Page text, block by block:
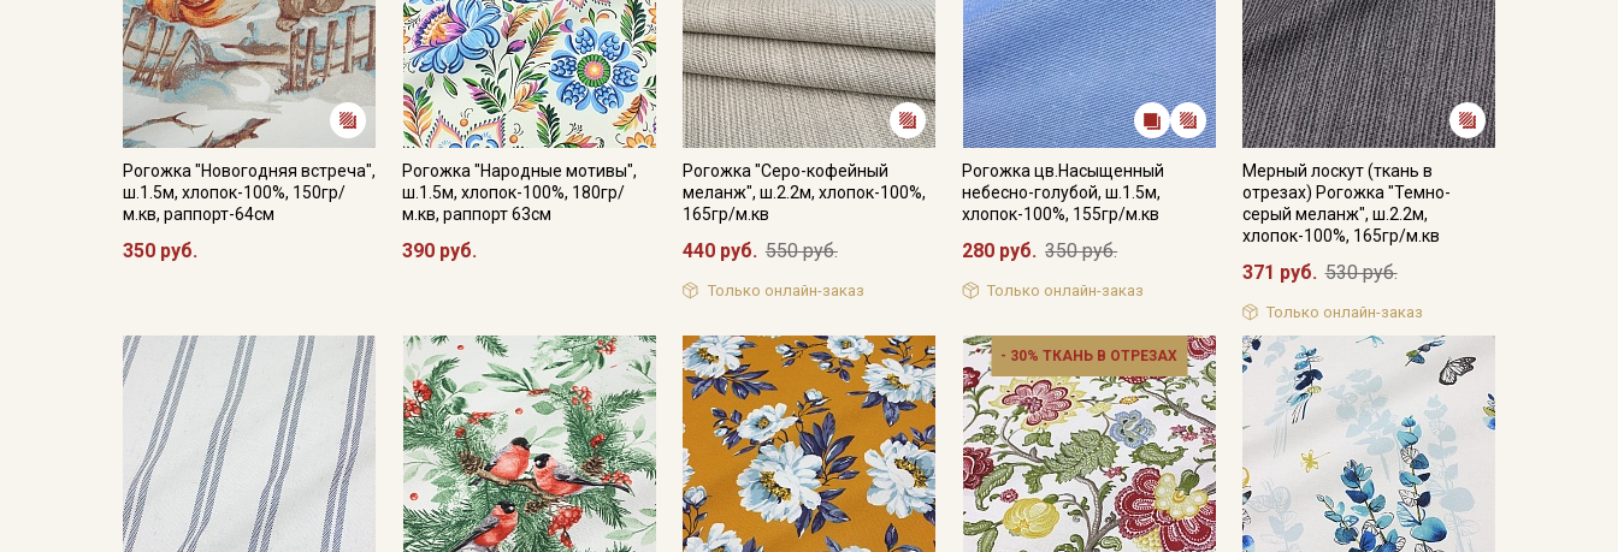
Рогожка "Новогодняя встреча",
ш.1.5м, хлопок-100%, 150гр/
м.кв, раппорт-64см
350 руб.
Рогожка "Народные мотивы",
ш.1.5м, хлопок-100%, 180гр/
м.кв, раппорт 63см
390 руб.
Рогожка "Серо-кофейный
меланж", ш.2.2м, хлопок-100%,
165гр/м.кв
440 руб. 550 руб.
Только онлайн-заказ
Рогожка цв.Насыщенный
небесно-голубой, ш.1.5м,
хлопок-100%, 155гр/м.кв
280 руб. 350 руб.
Только онлайн-заказ
Мерный лоскут (ткань в
отрезах) Рогожка "Темно-
серый меланж", ш.2.2м,
хлопок-100%, 165гр/м.кв
371 руб. 530 руб.
Только онлайн-заказ
- 30% ТКАНЬ В ОТРЕЗАХ